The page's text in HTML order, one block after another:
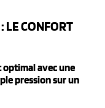
LE CONFORT
avec une
pression sur un